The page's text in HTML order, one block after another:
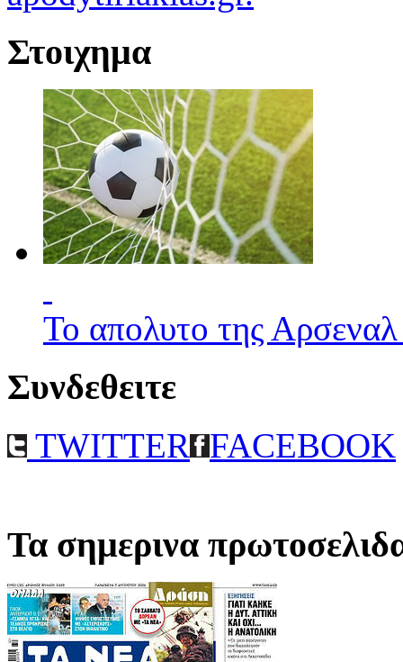
Στοιχημα
Το απολυτο της
Συνδεθειτε
TWITTER FACEBOOK
Τα σημερινα